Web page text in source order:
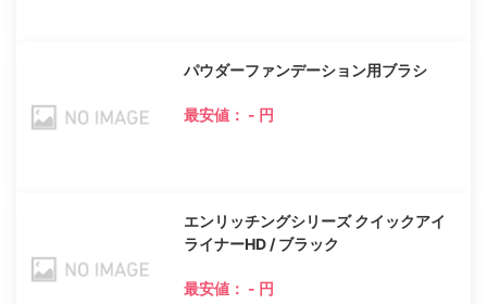
パウダーファンデーション用ブラシ
最安値： - 円
エンリッチングシリーズ クイックアイ
ライナーHD / ブラック
最安値： - 円